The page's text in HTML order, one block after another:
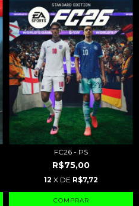
FC26 - PS
R$75,00
12 X DE R$7,72